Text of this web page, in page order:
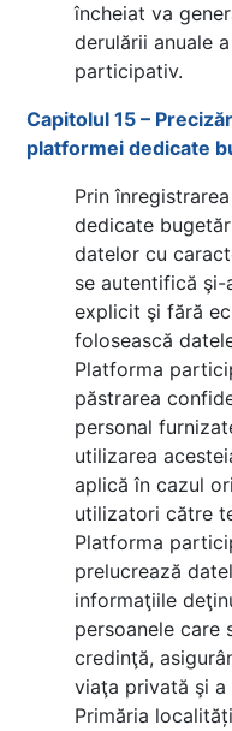
încheiat va
derulării anuale
participativ.
Capitolul 15 –
platformei dedicate
Prin
dedicate
datelor cu
se autentifică
explicit şi fără
folosească
Platforma
păstrarea
personal
utilizarea
aplică în cazul
utilizatori către
Platforma
prelucrează
informaţiile
persoanele care
credinţă,
viaţa privată şi
Primăria